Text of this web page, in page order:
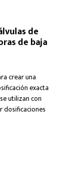
de
de baja
crear una
exacta
utilizan con
dosificaciones